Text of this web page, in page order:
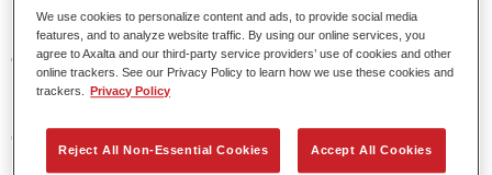
base agua con un bajo contenido en disolvente y
respetuosa con el medio ambiente, que ofrece una
extraordinaria precisión del color, una aplicación eficiente y
una calidad superior en colores metalizados y lisos.
Características del producto
Colores sólidos, metalizados y perlados.
We use cookies to personalize content and ads, to provide social media
features, and to analyze website traffic. By using our online services, you
agree to Axalta and our third-party service providers’ use of cookies and other
online trackers. See our Privacy Policy to learn how we use these cookies and
trackers.
Privacy Policy
Reject All Non-Essential Cookies Accept All Cookies